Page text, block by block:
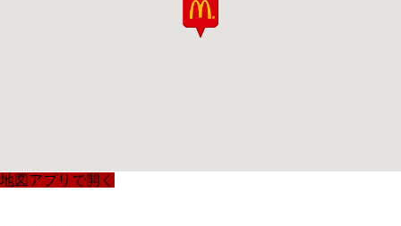
地図アプリで開く